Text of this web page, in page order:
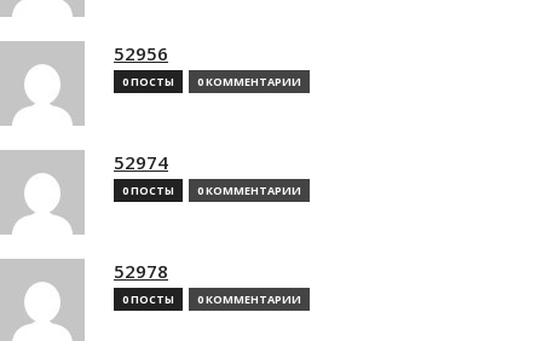
52956
0 ПОСТЫ 0 КОММЕНТАРИИ
52974
0 ПОСТЫ 0 КОММЕНТАРИИ
52978
0 ПОСТЫ 0 КОММЕНТАРИИ